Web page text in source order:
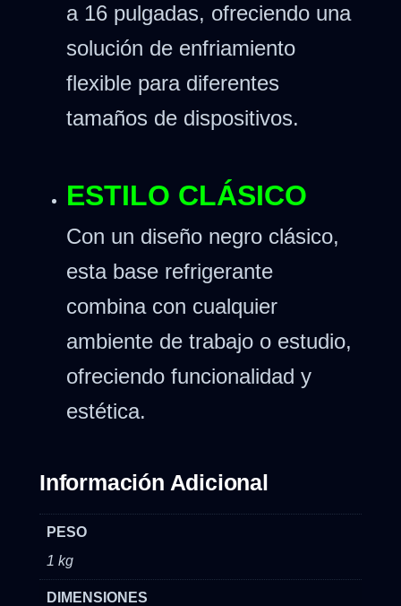
a 16 pulgadas, ofreciendo una
solución de enfriamiento
flexible para diferentes
tamaños de dispositivos.
ESTILO CLÁSICO
Con un diseño negro clásico,
esta base refrigerante
combina con cualquier
ambiente de trabajo o estudio,
ofreciendo funcionalidad y
estética.
Información Adicional
PESO
1 kg
DIMENSIONES